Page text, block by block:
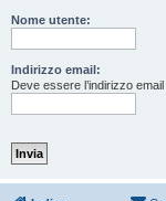
Nome utente:
Indirizzo email:
Deve essere l’indirizzo